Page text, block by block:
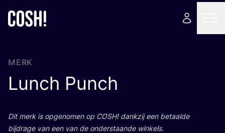
MERK
Lunch Punch
Dit merk is opge­no­men op COSH! dank­zij een betaal­de
bij­dra­ge van een van de onder­staan­de winkels.